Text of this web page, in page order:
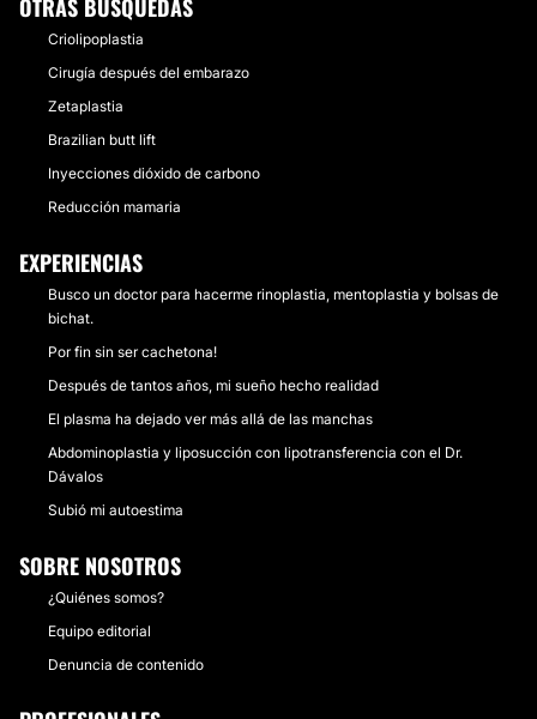
OTRAS BÚSQUEDAS
Criolipoplastia
Cirugía después del embarazo
Zetaplastia
Brazilian butt lift
Inyecciones dióxido de carbono
Reducción mamaria
EXPERIENCIAS
Busco un doctor para hacerme rinoplastia, mentoplastia y bolsas de
bichat.
Por fin sin ser cachetona!
Después de tantos años, mi sueño hecho realidad
El plasma ha dejado ver más allá de las manchas
Abdominoplastia y liposucción con lipotransferencia con el Dr.
Dávalos
Subió mi autoestima
SOBRE NOSOTROS
¿Quiénes somos?
Equipo editorial
Denuncia de contenido